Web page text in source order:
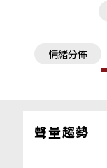
情緒分佈
聲量趨勢